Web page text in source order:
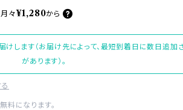
月々¥1,280から
します（お届け先によって、最短到着日に数日追加
があります）。
になります。